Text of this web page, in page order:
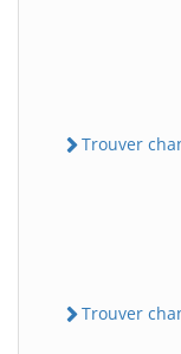
Trouver
Trouver